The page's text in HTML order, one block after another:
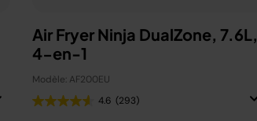
Air Fryer Ninja DualZone, 7.6L,
4-en-1
Modèle: AF200EU
4.6 (293)